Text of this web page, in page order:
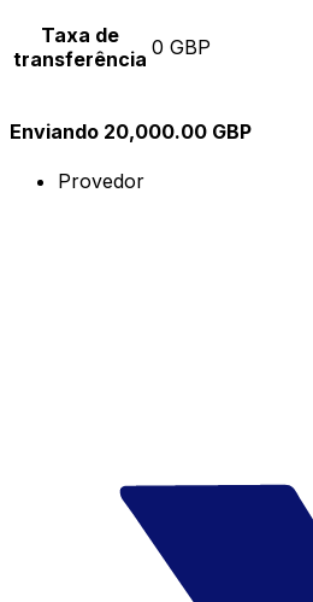
Taxa de
transferência 0 GBP
Enviando 20,000.00 GBP
Provedor